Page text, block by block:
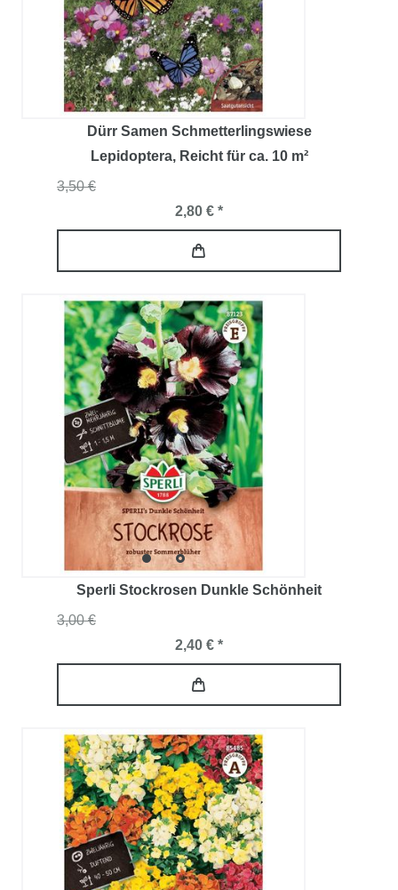
Dürr Samen Schmetterlingswiese
Lepidoptera, Reicht für ca. 10 m²
3,50 €
2,80 € *
Sperli Stockrosen Dunkle Schönheit
3,00 €
2,40 € *